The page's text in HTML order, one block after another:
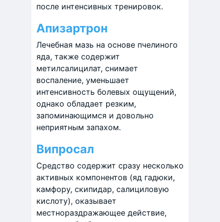
после интенсивных тренировок.
Апизартрон
Лечебная мазь на основе пчелиного
яда, также содержит
метилсалицилат, снимает
воспаление, уменьшает
интенсивность болевых ощущений,
однако обладает резким,
запоминающимся и довольно
неприятным запахом.
Випросал
Средство содержит сразу несколько
активных компонентов (яд гадюки,
камфору, скипидар, салициловую
кислоту), оказывает
местнораздражающее действие,